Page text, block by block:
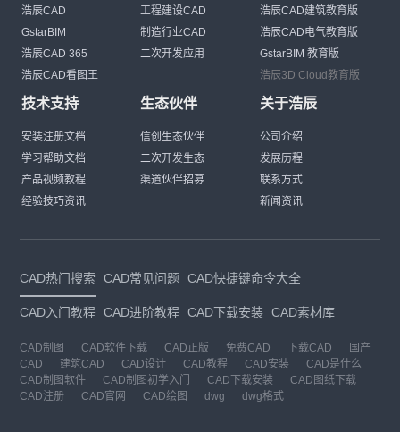
浩辰CAD
GstarBIM
浩辰CAD 365
浩辰CAD看图王
工程建设CAD
制造行业CAD
二次开发应用
浩辰CAD建筑教育版
浩辰CAD电气教育版
GstarBIM 教育版
浩辰3D Cloud教育版
技术支持
安装注册文档
学习帮助文档
产品视频教程
经验技巧资讯
生态伙伴
信创生态伙伴
二次开发生态
渠道伙伴招募
关于浩辰
公司介绍
发展历程
联系方式
新闻资讯
CAD热门搜索 CAD常见问题 CAD快捷键命令大全
CAD入门教程 CAD进阶教程 CAD下载安装 CAD素材库
CAD制图 CAD软件下载 CAD正版 免费CAD 下载CAD
国产
CAD
建筑CAD CAD设计 CAD教程 CAD安装
CAD是什么
CAD制图软件
CAD制图初学入门 CAD下载安装
CAD图纸下载
CAD注册
CAD官网 CAD绘图 dwg dwg格式